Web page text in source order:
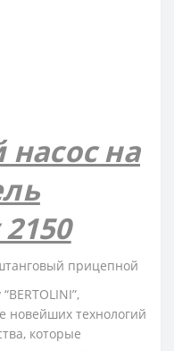
на
прицепной
новейших технологий
которые